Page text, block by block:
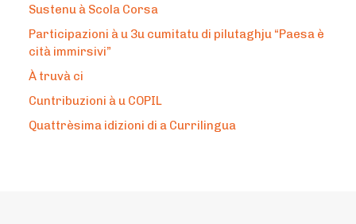
Sustenu à Scola Corsa
Participazioni à u 3u cumitatu di pilutaghju “Paesa è
cità immirsivi”
À truvà ci
Cuntribuzioni à u COPIL
Quattrèsima idizioni di a Currilingua